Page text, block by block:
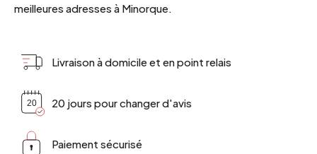
meilleures adresses à Minorque.
Livraison à domicile et en point relais
20 jours pour changer d'avis
Paiement sécurisé